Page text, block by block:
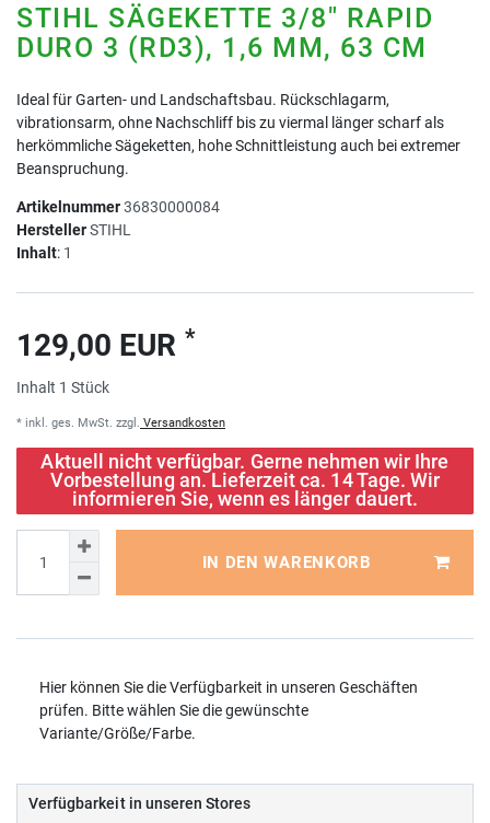
STIHL SÄGEKETTE 3/8" RAPID
DURO 3 (RD3), 1,6 MM, 63 CM
Ideal für Garten- und Landschaftsbau. Rückschlagarm,
vibrationsarm, ohne Nachschliff bis zu viermal länger scharf als
herkömmliche Sägeketten, hohe Schnittleistung auch bei extremer
Beanspruchung.
Artikelnummer36830000084
HerstellerSTIHL
Inhalt: 1
129,00 EUR *
Inhalt 1 Stück
* inkl. ges. MwSt. zzgl. Versandkosten
Aktuell nicht verfügbar. Gerne nehmen wir Ihre
Vorbestellung an. Lieferzeit ca. 14 Tage. Wir
informieren Sie, wenn es länger dauert.
IN DEN WARENKORB
Hier können Sie die Verfügbarkeit in unseren Geschäften
prüfen. Bitte wählen Sie die gewünschte
Variante/Größe/Farbe.
Verfügbarkeit in unseren Stores